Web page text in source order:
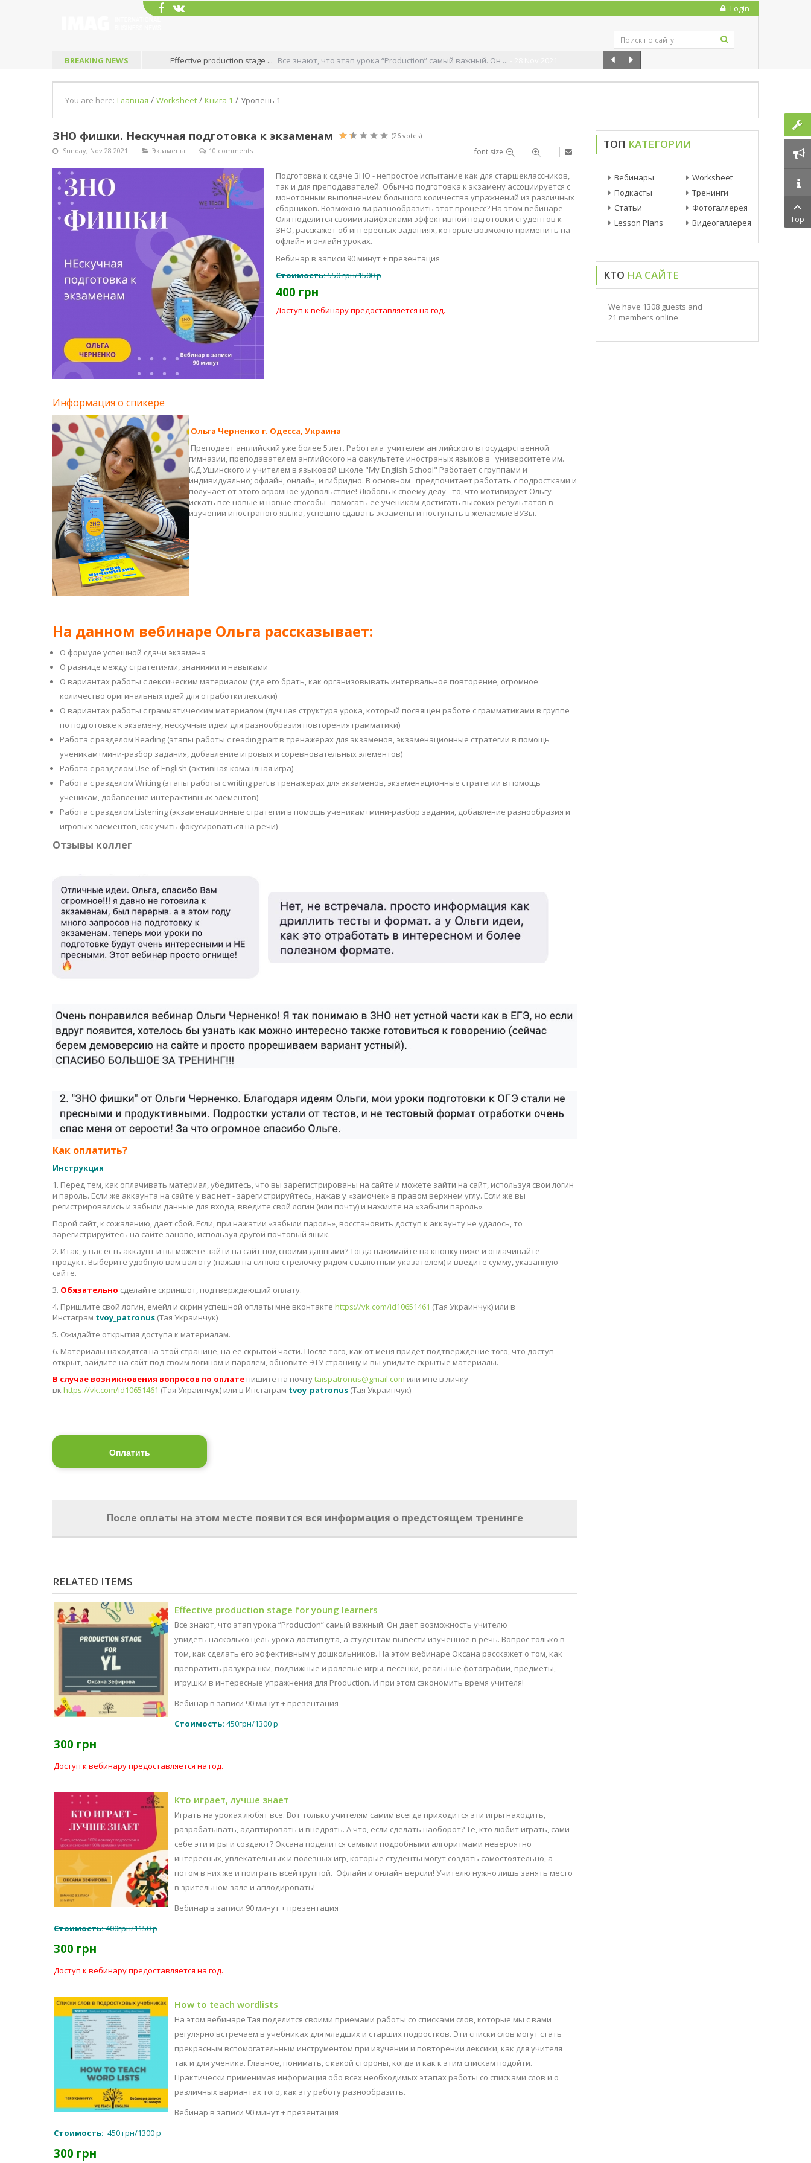
Login
BREAKING NEWS Effective production stage ... Все знают, что этап урока “Production” самый важный. Он ...- 28 Nov 2021
You are here: Главная / Worksheet / Книга 1 / Уровень 1
ЗНО фишки. Нескучная подготовка к экзаменам
(26 votes)
Sunday, Nov 28 2021
Экзамены 10 comments font size
Подготовка к сдаче ЗНО - непростое испытание как для старшеклассников,
так и для преподавателей. Обычно подготовка к экзамену ассоциируется с
монотонным выполнением большого количества упражнений из различных
сборников. Возможно ли разнообразить этот процесс? На этом вебинаре
Оля поделится своими лайфхаками эффективной подготовки студентов к
ЗНО, расскажет об интересных заданиях, которые возможно применить на
офлайн и онлайн уроках.
Вебинар в записи 90 минут + презентация
Стоимость:550 грн/1500 р
400 грн
Доступ к вебинару предоставляется на год.
Информация о спикере
Ольга Черненко г. Одесса, Украина
Преподает английский уже более 5 лет. Работала учителем английского в государственной
гимназии, преподавателем английского на факультете иностраных языков в университете им.
К.Д.Ушинского и учителем в языковой школе "My English School" Работает с группами и
индивидуально; офлайн, онлайн, и гибридно. В основном предпочитает работать с подростками и
получает от этого огромное удовольствие! Любовь к своему делу - то, что мотивирует Ольгу
искать все новые и новые способы помогать ее ученикам достигать высоких результатов в
изучении иностраного языка, успешно сдавать экзамены и поступать в желаемые ВУЗы.
На данном вебинаре Ольга рассказывает:
О формуле успешной сдачи экзамена
О разнице между стратегиями, знаниями и навыками
О вариантах работы с лексическим материалом (где его брать, как организовывать интервальное повторение, огромное
количество оригинальных идей для отработки лексики)
О вариантах работы с грамматическим материалом (лучшая структура урока, который посвящен работе с грамматиками в группе
по подготовке к экзамену, нескучные идеи для разнообразия повторения грамматики)
Работа с разделом Reading (этапы работы с reading part в тренажерах для экзаменов, экзаменационные стратегии в помощь
ученикам+мини-разбор задания, добавление игровых и соревновательных элементов)
Работа с разделом Use of English (активная команлная игра)
Работа с разделом Writing (этапы работы с writing part в тренажерах для экзаменов, экзаменационные стратегии в помощь
ученикам, добавление интерактивных элементов)
Работа с разделом Listening (экзаменационные стратегии в помощь ученикам+мини-разбор задания, добавление разнообразия и
игровых элементов, как учить фокусироваться на речи)
Отзывы коллег
Как оплатить?
Инструкция
1. Перед тем, как оплачивать материал, убедитесь, что вы зарегистрированы на сайте и можете зайти на сайт, используя свои логин
и пароль. Если же аккаунта на сайте у вас нет - зарегистрируйтесь, нажав у «замочек» в правом верхнем углу. Если же вы
регистрировались и забыли данные для входа, введите свой логин (или почту) и нажмите на «забыли пароль».
Порой сайт, к сожалению, дает сбой. Если, при нажатии «забыли пароль», восстановить доступ к аккаунту не удалось, то
зарегистрируйтесь на сайте заново, используя другой почтовый ящик.
2. Итак, у вас есть аккаунт и вы можете зайти на сайт под своими данными? Тогда нажимайте на кнопку ниже и оплачивайте
продукт. Выберите удобную вам валюту (нажав на синюю стрелочку рядом с валютным указателем) и введите сумму, указанную
сайте.
3. Обязательно сделайте скриншот, подтверждающий оплату.
4. Пришлите свой логин, емейл и скрин успешной оплаты мне вконтакте https://vk.com/id10651461 (Тая Украинчук) или в
Инстаграм tvoy_patronus (Тая Украинчук)
5. Ожидайте открытия доступа к материалам.
6. Материалы находятся на этой странице, на ее скрытой части. После того, как от меня придет подтверждение того, что доступ
открыт, зайдите на сайт под своим логином и паролем, обновите ЭТУ страницу и вы увидите скрытые материалы.
В случае возникновения вопросов по оплате пишите на почтуtaispatronus@gmail.com или мне в личку
вк https://vk.com/id10651461 (Тая Украинчук) или в Инстаграм tvoy_patronus (Тая Украинчук)
Оплатить
После оплаты на этом месте появится вся информация о предстоящем тренинге
RELATED ITEMS
Effective production stage for young learners
Все знают, что этап урока “Production” самый важный. Он дает возможность учителю
увидеть насколько цель урока достигнута, а студентам вывести изученное в речь. Вопрос только в
том, как сделать его эффективным у дошкольников. На этом вебинаре Оксана расскажет о том, как
превратить разукрашки, подвижные и ролевые игры, песенки, реальные фотографии, предметы,
игрушки в интересные упражнения для Production. И при этом сэкономить время учителя!
Вебинар в записи 90 минут + презентация
Стоимость:450грн/1300 р
300 грн
Доступ к вебинару предоставляется на год.
Кто играет, лучше знает
Играть на уроках любят все. Вот только учителям самим всегда приходится эти игры находить,
разрабатывать, адаптировать и внедрять. А что, если сделать наоборот? Те, кто любит играть, сами
себе эти игры и создают? Оксана поделится самыми подробными алгоритмами невероятно
интересных, увлекательных и полезных игр, которые студенты могут создать самостоятельно, а
потом в них же и поиграть всей группой. Офлайн и онлайн версии! Учителю нужно лишь занять место
в зрительном зале и аплодировать!
Вебинар в записи 90 минут + презентация
Стоимость:400грн/1150 р
300 грн
Доступ к вебинару предоставляется на год.
How to teach wordlists
На этом вебинаре Тая поделится своими приемами работы со списками слов, которые мы с вами
регулярно встречаем в учебниках для младших и старших подростков. Эти списки слов могут стать
прекрасным вспомогательным инструментом при изучении и повторении лексики, как для учителя
так и для ученика. Главное, понимать, с какой стороны, когда и как к этим спискам подойти.
Практически применимая информация обо всех необходимых этапах работы со списками слов и о
различных вариантах того, как эту работу разнообразить.
Вебинар в записи 90 минут + презентация
Стоимость:450 грн/1300 р
300 грн
ТОП КАТЕГОРИИ
Вебинары
Подкасты
Статьи
Lesson Plans
Worksheet
Тренинги
Фотогаллерея
Видеогаллерея
КТО НА САЙТЕ
We have 1308 guests and
21 members online
Top